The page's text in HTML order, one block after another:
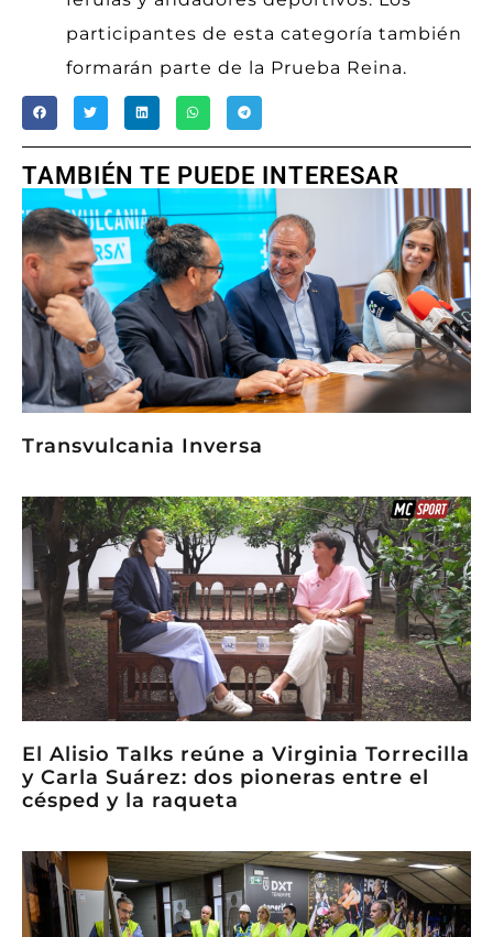
participantes de esta categoría también
formarán parte de la Prueba Reina.
TAMBIÉN TE PUEDE INTERESAR
Transvulcania Inversa
El Alisio Talks reúne a Virginia Torrecilla
y Carla Suárez: dos pioneras entre el
césped y la raqueta